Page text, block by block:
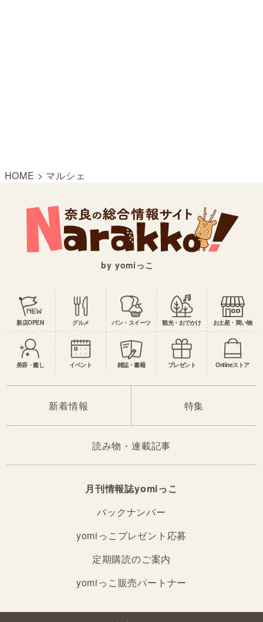
HOME > マルシェ
by yomiっこ
新店OPEN グルメ パン・スイーツ 観光・おでかけ お土産・買い物
美容・癒し イベント 雑誌・書籍 プレゼント Onlineストア
新着情報 特集
読み物・連載記事
月刊情報誌yomiっこ
バックナンバー
yomiっこプレゼント応募
定期購読のご案内
yomiっこ販売パートナー